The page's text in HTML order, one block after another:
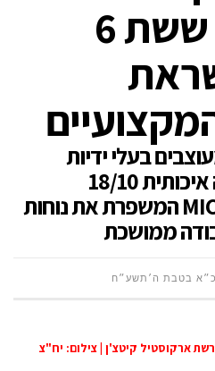
מציגים סט ששת 6
בעלי ידיות
ארגונומיות מנירוסטה איכותית 18/10
בטכנולוגיית MICRODOT המשפרת את נוחות
ממושכת
ארקוסטיל קיטצ'ן | צילום: יח"צ